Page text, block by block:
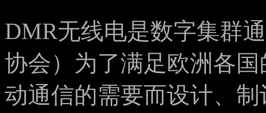
DMR无线电是数字集群
协会）为了满足欧洲各
动通信的需要而设计、